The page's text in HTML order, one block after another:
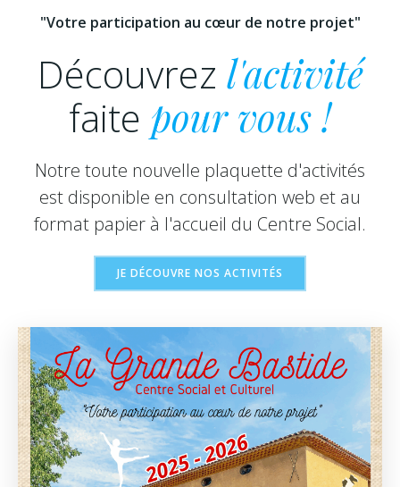
"Votre participation au cœur de notre projet"
Découvrez l'activité
faite pour vous !
Notre toute nouvelle plaquette d'activités
est disponible en consultation web et au
format papier à l'accueil du Centre Social.
JE DÉCOUVRE NOS ACTIVITÉS